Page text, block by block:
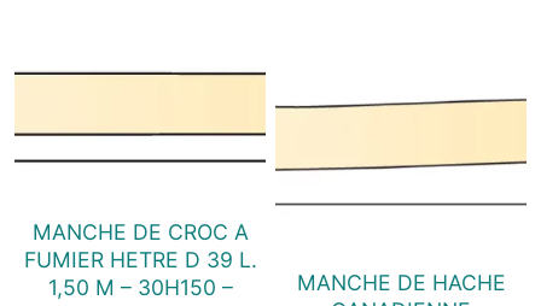
MANCHE DE CROC A
FUMIER HETRE D 39 L.
1,50 M – 30H150 –
MANCHE DE HACHE